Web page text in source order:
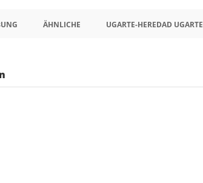
ÄHNLICHE UGARTE-HEREDAD UGARTE